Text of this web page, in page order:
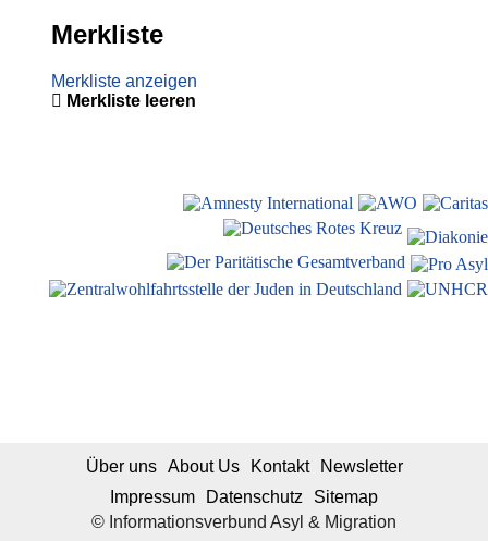
Merkliste
Merkliste anzeigen
Merkliste leeren
© Informationsverbund Asyl & Migration
Über uns About Us Kontakt
Newsletter
Impressum
Datenschutz Sitemap